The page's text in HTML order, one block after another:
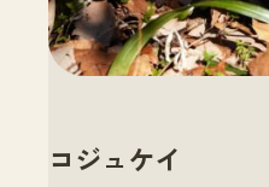
コジュケイ